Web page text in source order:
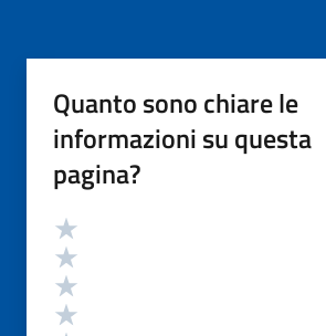
Quanto sono chiare le
informazioni su questa
pagina?
Valutazione